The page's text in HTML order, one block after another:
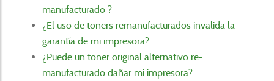
manufacturado ?
¿El uso de toners remanufacturados invalida la
garantía de mi impresora?
¿Puede un toner original alternativo re-
manufacturado dañar mi impresora?